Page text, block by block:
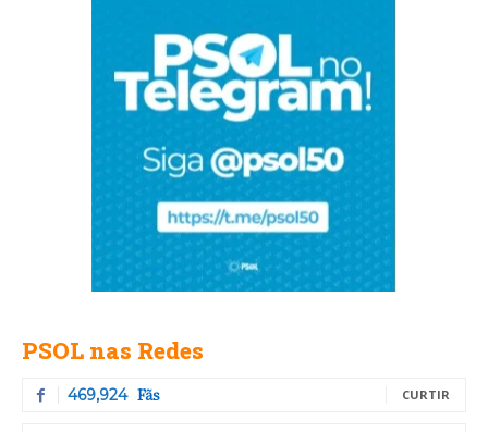
PSOL nas Redes
469,924 Fãs CURTIR